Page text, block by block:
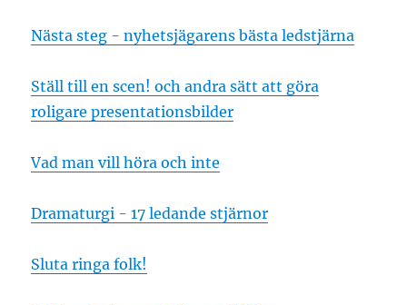
Nästa steg - nyhetsjägarens bästa ledstjärna
Ställ till en scen! och andra sätt att göra
roligare presentationsbilder
Vad man vill höra och inte
Dramaturgi - 17 ledande stjärnor
Sluta ringa folk!